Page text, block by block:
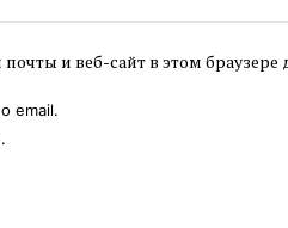
и веб-сайт в этом
email.